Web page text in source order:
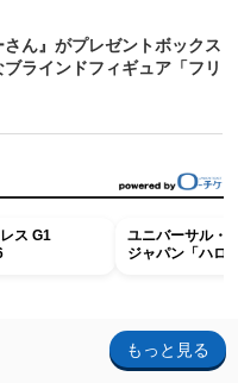
さん』がプレゼントボックス
ラインドフィギュア「フリ
ス G1
ユニバーサル・
ジャパン「ハロ
もっと見る